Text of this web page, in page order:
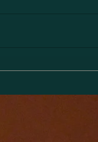
明「愛の挨